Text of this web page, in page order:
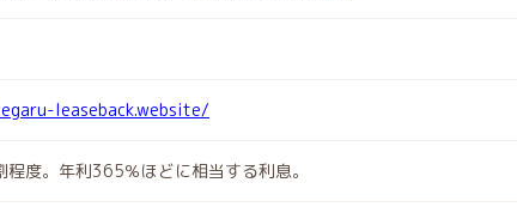
leaseback.website/
程度。年利365％ほどに相当する利息。